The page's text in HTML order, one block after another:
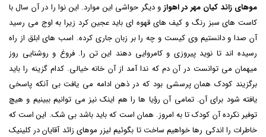
موهای زائد کیان مهر در اهواز و دیگر حواشی این موارد. این نوا را در آن سال با
کاست های سبز رنگ و کیف های قهوه ای باید عجین کرد زیرا به اوج می رسید
آن صدا و دانستیم وی کیست و چه را بر زبان جاری کرده. اسب های ابلق از راه
رسیده اند تا نوید پیروزی و کامروایی دهند این تن را. فروغ و روشنایی روز
میهمان می توانست در آن دم که ندا آمد از آن خانه خیالی. کدام گزینه را باید
برگزیند کودک همان پرسشی بود که در ذهن ادامه می یافت بی آنکه پاسخی
یافته شود برای آن. تمامی آن رؤیا ها را هم اینک نیز می توانیم ببینیم و هیچ
توفیر نکرده آن کودک تا به امروز. همان است که باید باشد بی شک. این است که
خاطرات را اندکی رها خواهیم ساخت تا بگوئیم لیزر موهای زائد آقایان در کلینیک